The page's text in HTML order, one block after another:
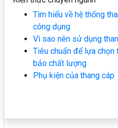
Tìm hiểu về hệ thống
công dụng
Vì sao nên sử dụng
Tiêu chuẩn để lựa chọn
bảo chất lượng
Phụ kiện của thang cáp